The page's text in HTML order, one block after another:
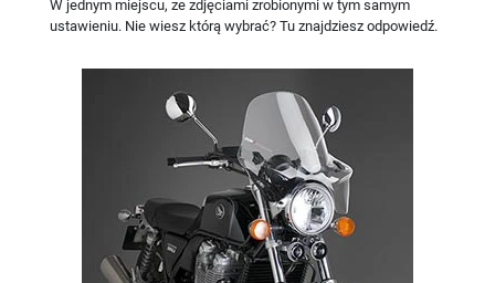
W jednym miejscu, ze zdjęciami zrobionymi w tym samym
ustawieniu. Nie wiesz którą wybrać? Tu znajdziesz odpowiedź.